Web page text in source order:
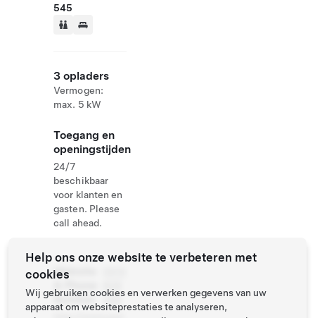
545
3 opladers
Vermogen:
max. 5 kW
Toegang en
openingstijden
24/7
beschikbaar
voor klanten en
gasten. Please
call ahead.
Website
Number
486
Help ons onze website te verbeteren met
cookies
Wij gebruiken cookies en verwerken gegevens van uw
apparaat om websiteprestaties te analyseren,